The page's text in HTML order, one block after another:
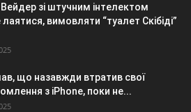
зі штучним інтелектом
вимовляти “туалет Скібіді”
що назавжди втратив свої
з iPhone, поки не...